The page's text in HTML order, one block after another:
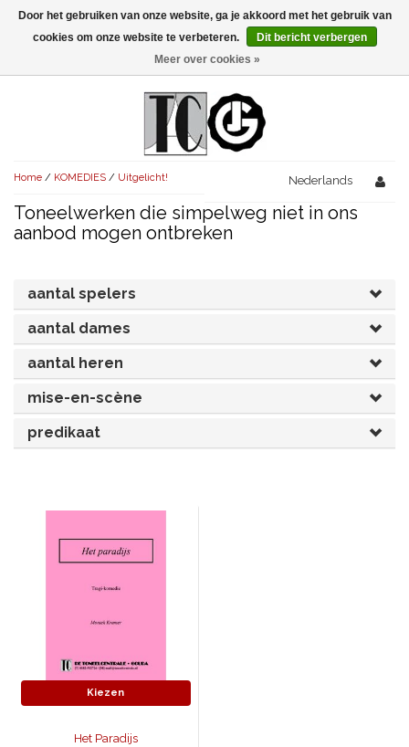
Menu
AVONDVULLEND (+75')
KORT (-30')
OVERIG (30'-75')
AVONDVULLEND (+75')
KORT (-30')
AVONDVULLEND (+75')
OVERIG (30'-75')
UITGELICHT!
SENIORENTONEEL
KORT (-30')
OVERIG (30'-75')
UITGELICHT!
JUBILEUMSTUK
MUSICAL
VOLKSTONEEL
OVERIG
SINTERKLAASTONEEL
KERSTTONEEL
JONGERENTONEEL
THEATERBOEKEN
SKETCHES
RECHTEN REGELEN
Home / KOMEDIES / Uitgelicht! Nederlands
Toneelwerken die simpelweg niet in ons
aanbod mogen ontbreken
aantal spelers
aantal dames
aantal heren
mise-en-scène
predikaat
Kiezen
Het Paradijs
Door het gebruiken van onze website, ga je akkoord met het gebruik van
cookies om onze website te verbeteren.
Dit bericht verbergen
Meer over cookies »